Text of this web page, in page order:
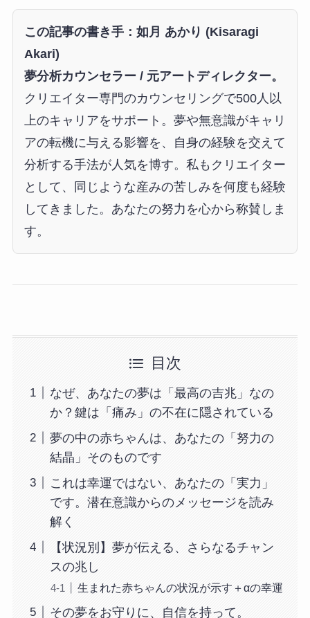
この記事の書き手：如月 あかり (Kisaragi
Akari)
夢分析カウンセラー / 元アートディレクター。
クリエイター専門のカウンセリングで500人以
上のキャリアをサポート。夢や無意識がキャリ
アの転機に与える影響を、自身の経験を交えて
分析する手法が人気を博す。私もクリエイター
として、同じような産みの苦しみを何度も経験
してきました。あなたの努力を心から称賛しま
す。
目次
なぜ、あなたの夢は「最高の吉兆」なの
か？鍵は「痛み」の不在に隠されている
夢の中の赤ちゃんは、あなたの「努力の
結晶」そのものです
これは幸運ではない、あなたの「実力」
です。潜在意識からのメッセージを読み
解く
【状況別】夢が伝える、さらなるチャン
スの兆し
生まれた赤ちゃんの状況が示す＋αの幸運
その夢をお守りに、自信を持って。